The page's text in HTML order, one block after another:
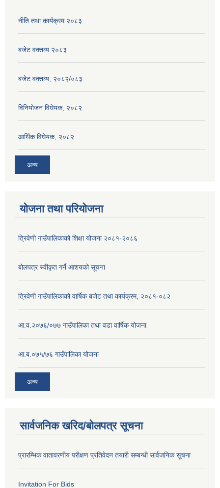
नीति तथा कार्यक्रम २०८३
बजेट वक्तव्य २०८३
बजेट वक्तव्य, २०८२/०८३
विनियोजन विधेयक, २०८२
आर्थिक विधेयक, २०८२
अन्य
योजना तथा परियोजना
त्रिवेणी गाउँपालिकाको शिक्षा योजना २०८१-२०८६
बोलपत्र स्वीकृत गर्ने आशयको सूचना
त्रिवेणी गाउँपालिकाको वार्षिक बजेट तथा कार्यक्रम, २०८१-०८२
आ.व.२०७६/०७७ गाउँपालिका तथा वडा वार्षिक योजना
आ.ब.०७५/७६ गाउँपालिका योजना
अन्य
सार्वजनिक खरिद/बोलपत्र सूचना
प्रारम्भिक वातावरणीय परीक्षण प्रतिवेदन तयारी सम्बन्धी सार्वजनिक सूचना
Invitation For Bids